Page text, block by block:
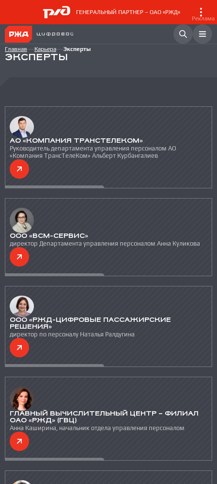
ГЕНЕРАЛЬНЫЙ ПАРТНЕР – ОАО «РЖД»
Реклама
Главная Карьера Эксперты
ЭКСПЕРТЫ
АО «КОМПАНИЯ ТРАНСТЕЛЕКОМ»
Руководитель департамента управления персоналом АО
«Компания ТрансТелеКом» Альберт Курбангалиев
ООО «ВСМ-СЕРВИС»
директор Департамента управления персоналом Анна Куликова
ООО «РЖД-ЦИФРОВЫЕ ПАССАЖИРСКИЕ
РЕШЕНИЯ»
директор по персоналу Наталья Ралдугина
ГЛАВНЫЙ ВЫЧИСЛИТЕЛЬНЫЙ ЦЕНТР – ФИЛИАЛ
ОАО «РЖД» (ГВЦ)
Анна Каширина, начальник отдела управления персоналом